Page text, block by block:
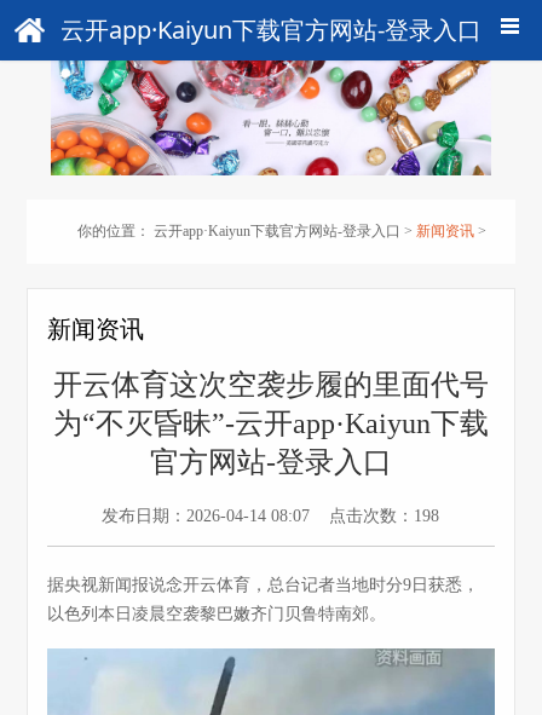
云开app·Kaiyun下载官方网站-登录入口
你的位置： 云开app·Kaiyun下载官方网站-登录入口 > 新闻资讯 >
新闻资讯
开云体育这次空袭步履的里面代号
为“不灭昏昧”-云开app·Kaiyun下载
官方网站-登录入口
发布日期：2026-04-14 08:07 点击次数：198
据央视新闻报说念开云体育，总台记者当地时分9日获悉，
以色列本日凌晨空袭黎巴嫩齐门贝鲁特南郊。